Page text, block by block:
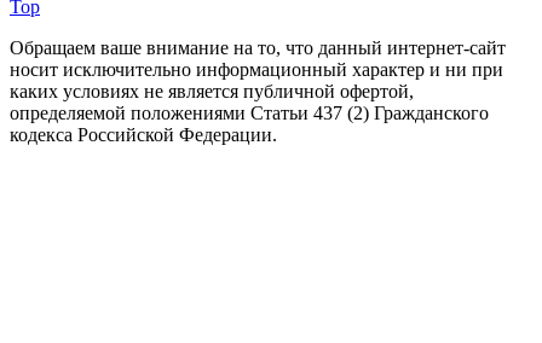
Top
Обращаем ваше внимание на то, что данный интернет-сайт
носит исключительно информационный характер и ни при
каких условиях не является публичной офертой,
определяемой положениями Статьи 437 (2) Гражданского
кодекса Российской Федерации.